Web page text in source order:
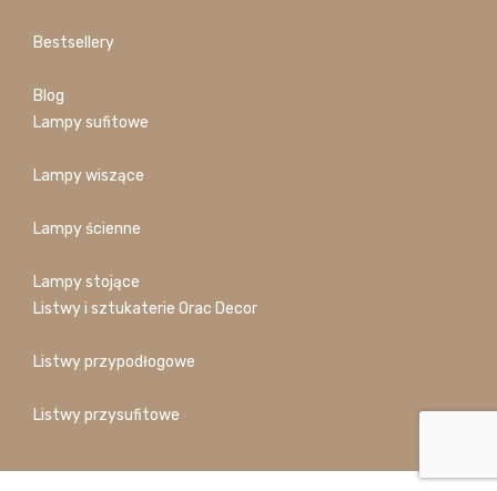
Bestsellery
Blog
Lampy sufitowe
Lampy wiszące
Lampy ścienne
Lampy stojące
Listwy i sztukaterie Orac Decor
Listwy przypodłogowe
Listwy przysufitowe